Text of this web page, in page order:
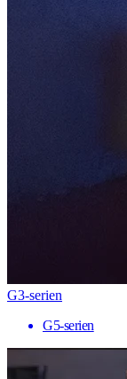
G3-serien
G5-serien